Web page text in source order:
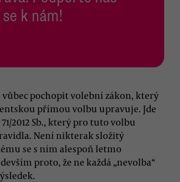
k nám!
vůbec pochopit volební zákon, který
přímou volbu upravuje. Jde
2012 Sb., který pro tuto volbu
Není nikterak složitý
se s ním alespoň letmo
proto, že ne každá „nevolba“